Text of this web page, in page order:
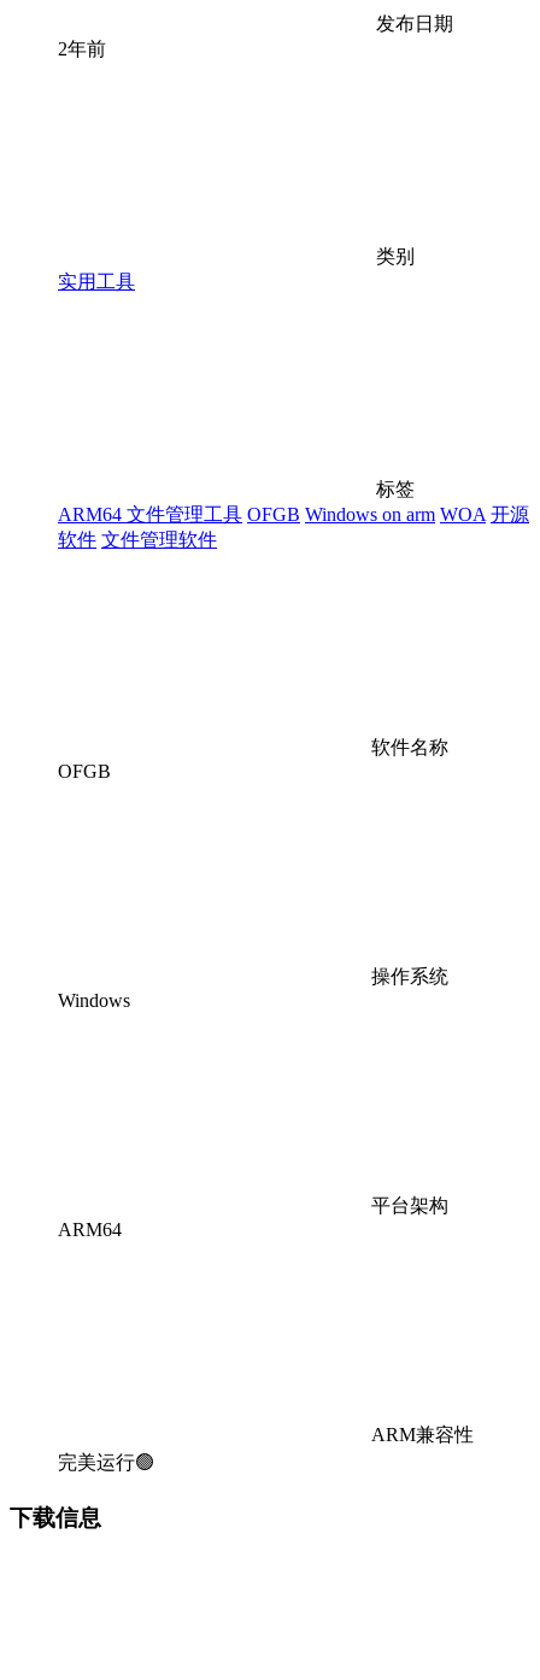
发布日期
2年前
类别
实用工具
标签
ARM64 文件管理工具 OFGB Windows on arm WOA 开源
软件 文件管理软件
软件名称
OFGB
操作系统
Windows
平台架构
ARM64
ARM兼容性
完美运行🟢
下载信息